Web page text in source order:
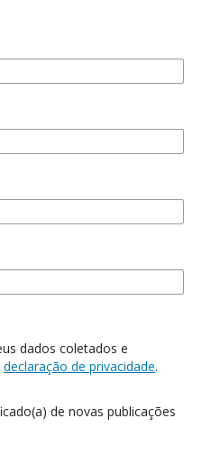
declaração de privacidade.